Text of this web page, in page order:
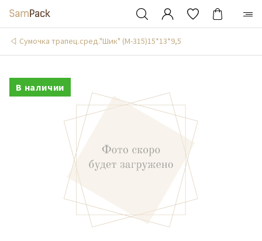
Сумочка трапец.сред."Шик" (М-315)15*13*9,5
В наличии